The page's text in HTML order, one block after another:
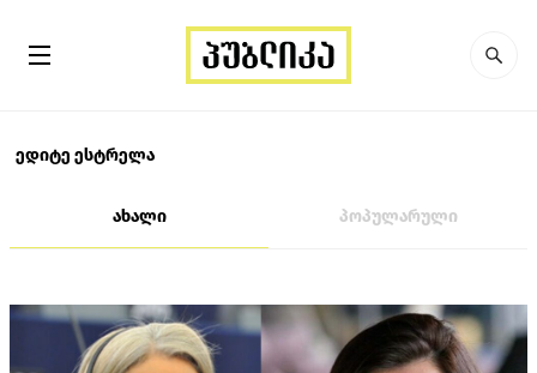
ედიტე ესტრელა
ახალი პოპულარული